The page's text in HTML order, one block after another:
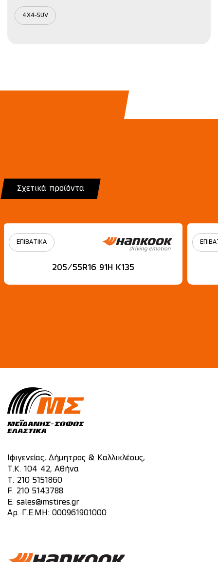
4X4-SUV
Σχετικά προϊόντα
ΕΠΙΒΑΤΙΚΑ
205/55R16 91H Κ135
Ιφιγενείας, Δήμητρος & Καλλικλέους,
Τ.Κ. 104 42, Αθήνα
T. 210 5151860
F. 210 5143788
E. sales@mstires.gr
Αρ. Γ.Ε.ΜΗ: 000961901000